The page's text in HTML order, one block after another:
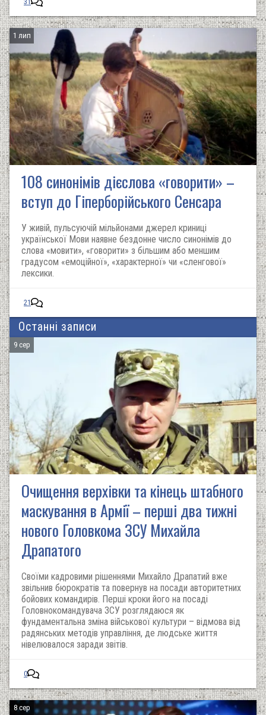
1 лип
108 синонімів дієслова «говорити» –
вступ до Гіперборійського Сенсара
У живій, пульсуючій мільйонами джерел криниці
української Мови наявне бездонне число синонімів до
слова «мовити», «говорити» з більшим або меншим
градусом «емоційної», «характерної» чи «сленгової»
лексики.
21
Останні записи
9 сер
Очищення верхівки та кінець штабного
маскування в Армії – перші два тижні
нового Головкома ЗСУ Михайла
Драпатого
Своїми кадровими рішеннями Михайло Драпатий вже
звільнив бюрократів та повернув на посади авторитетних
бойових командирів. Перші кроки його на посаді
Головнокомандувача ЗСУ розглядаюся як
фундаментальна зміна військової культури – відмова від
радянських методів управління, де людське життя
нівелювалося заради звітів.
0
8 сер